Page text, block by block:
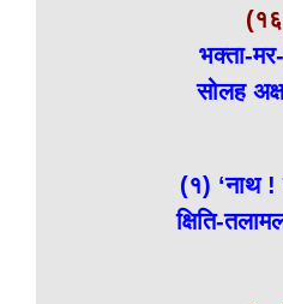
भक्ता-
सोलह
(१) ‘नाथ !
क्षिति-